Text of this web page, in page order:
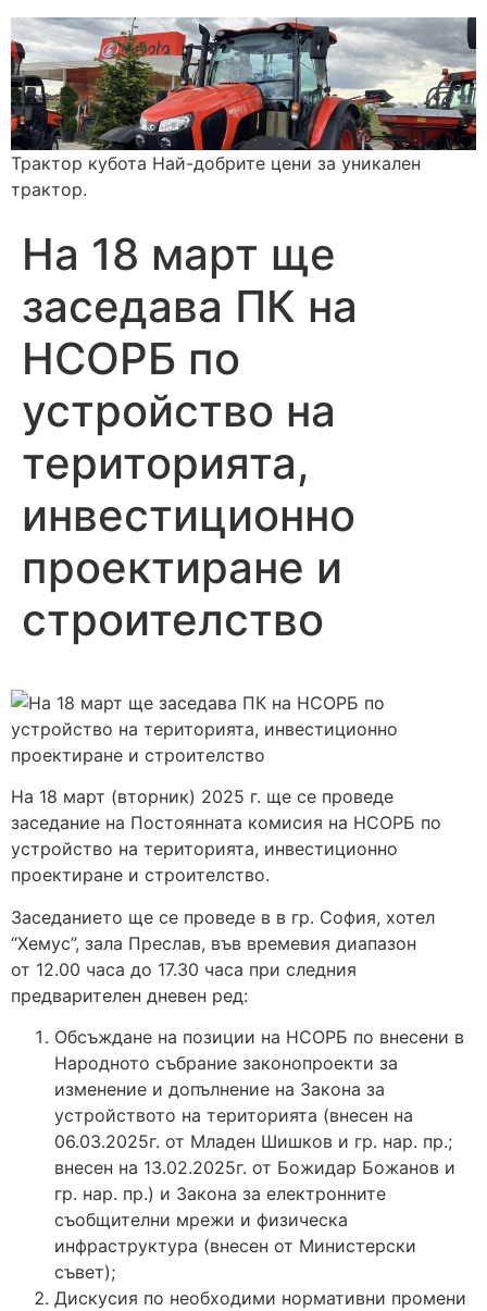
Трактор кубота Най-добрите цени за уникален
трактор.
На 18 март ще
заседава ПК на
НСОРБ по
устройство на
територията,
инвестиционно
проектиране и
строителство
На 18 март (вторник) 2025 г. ще се проведе
заседание на Постоянната комисия на НСОРБ по
устройство на територията, инвестиционно
проектиране и строителство.
Заседанието ще се проведе в в гр. София, хотел
“Хемус”, зала Преслав, във времевия диапазон
от 12.00 часа до 17.30 часа при следния
предварителен дневен ред:
Обсъждане на позиции на НСОРБ по внесени в
Народното събрание законопроекти за
изменение и допълнение на Закона за
устройството на територията (внесен на
06.03.2025г. от Младен Шишков и гр. нар. пр.;
внесен на 13.02.2025г. от Божидар Божанов и
гр. нар. пр.) и Закона за електронните
съобщителни мрежи и физическа
инфраструктура (внесен от Министерски
съвет);
Дискусия по необходими нормативни промени